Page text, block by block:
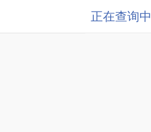
正在查询中